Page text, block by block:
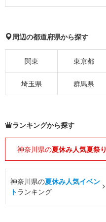
周辺の都道府県から探す
関東 東京都
埼玉県 群馬県
ランキングから探す
神奈川県の夏休み人気夏祭り
神奈川県の夏休み人気イベン
トランキング